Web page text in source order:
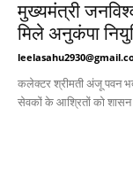
मुख्यमंत्री
मिले अनुकंपा
कलेक्टर श्रीमती अंजू पवन
सेवकों के आश्रितों को शासन